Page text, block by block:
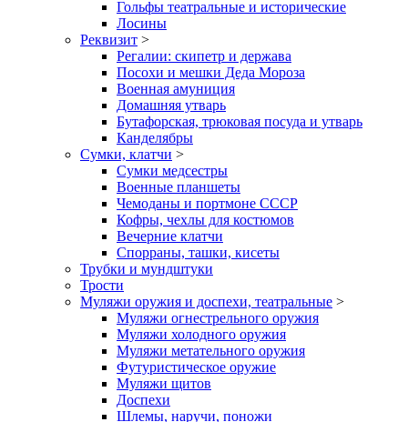
Гольфы театральные и исторические
Лосины
Реквизит >
Регалии: скипетр и держава
Посохи и мешки Деда Мороза
Военная амуниция
Домашняя утварь
Бутафорская, трюковая посуда и утварь
Канделябры
Сумки, клатчи >
Сумки медсестры
Военные планшеты
Чемоданы и портмоне СССР
Кофры, чехлы для костюмов
Вечерние клатчи
Спорраны, ташки, кисеты
Трубки и мундштуки
Трости
Муляжи оружия и доспехи, театральные >
Муляжи огнестрельного оружия
Муляжи холодного оружия
Муляжи метательного оружия
Футуристическое оружие
Муляжи щитов
Доспехи
Шлемы, наручи, поножи